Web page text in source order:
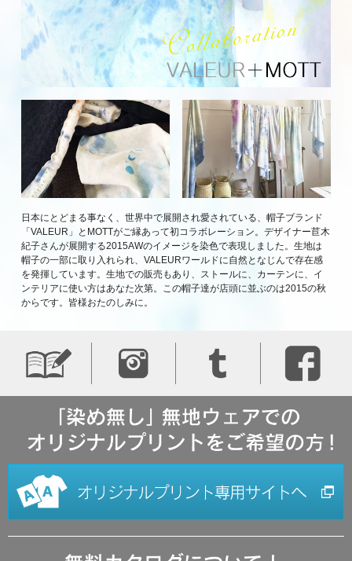
日本にとどまる事なく、世界中で展開され愛されている、帽子ブランド
「VALEUR」とMOTTがご縁あって初コラボレーション。デザイナー苣木
紀子さんが展開する2015AWのイメージを染色で表現しました。生地は
帽子の一部に取り入れられ、VALEURワールドに自然となじんで存在感
を発揮しています。生地での販売もあり、ストールに、カーテンに、イ
ンテリアに使い方はあなた次第。この帽子達が店頭に並ぶのは2015の秋
からです。皆様おたのしみに。